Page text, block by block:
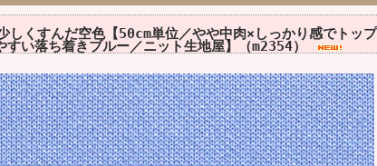
くすんだ空色【50cm単位／やや中肉×しっかり感でトップ
すい落ち着きブルー／ニット生地屋】（m2354）